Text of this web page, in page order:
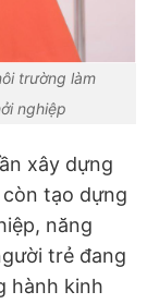
trường làm
nghiệp
xây dựng
tạo dựng
năng
trẻ đang
hành kinh